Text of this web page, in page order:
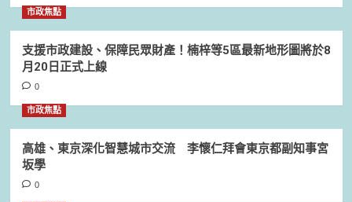
市政焦點
支援市政建設、保障民眾財產！楠梓等5區最新地形圖將於8
月20日正式上線
0
市政焦點
高雄、東京深化智慧城市交流 李懷仁拜會東京都副知事宮
坂學
0